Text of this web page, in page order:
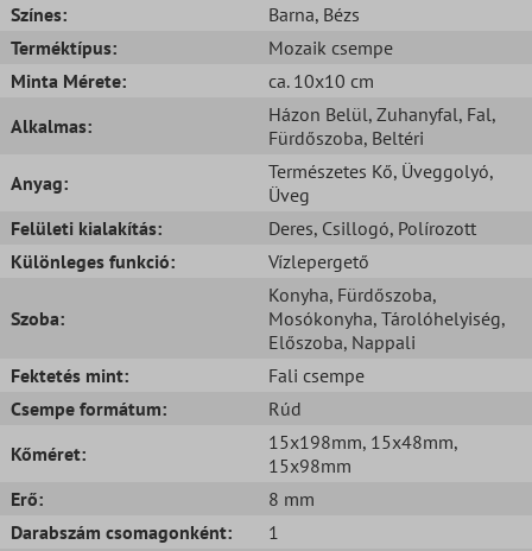
Színes: Barna, Bézs
Terméktípus:
Mozaik csempe
Minta Mérete:
ca. 10x10 cm
Alkalmas:
Házon Belül, Zuhanyfal, Fal,
Fürdőszoba, Beltéri
Anyag:
Természetes Kő, Üveggolyó,
Üveg
Felületi kialakítás:
Deres, Csillogó, Polírozott
Különleges funkció:
Vízlepergető
Szoba:
Konyha, Fürdőszoba,
Mosókonyha, Tárolóhelyiség,
Előszoba, Nappali
Fektetés mint:
Fali csempe
Csempe formátum:
Rúd
Kőméret:
15x198mm, 15x48mm,
15x98mm
Erő:
8 mm
Darabszám csomagonként:
1